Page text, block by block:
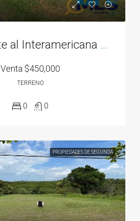
Lote Frente al Interamericana el El Espave de 3300M2 en Chame
Venta $450,000
TERRENO
0 0
PROPIEDADES DE SEGUNDA